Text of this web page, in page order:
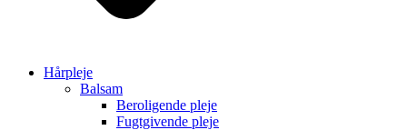
Hårpleje
Balsam
Beroligende pleje
Fugtgivende pleje